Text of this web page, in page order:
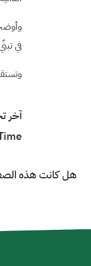
في
آخر تحديث
هل كانت هذه